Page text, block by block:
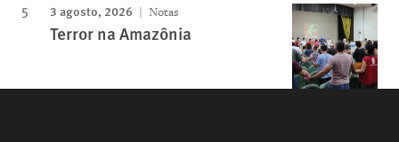
3 agosto, 2026 Notas
Terror na Amazônia